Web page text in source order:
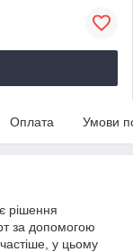
Оплата Умови
рішення
за допомогою
у цьому